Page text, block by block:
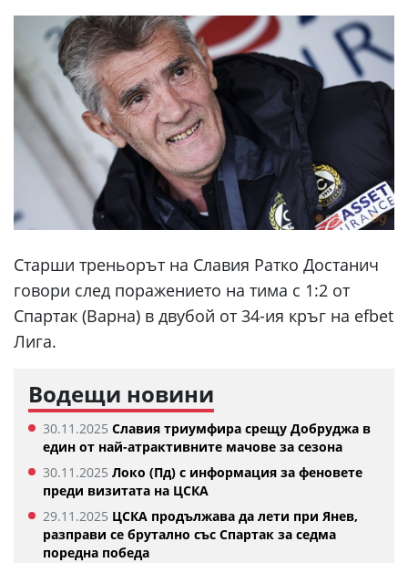
Старши треньорът на Славия Ратко Достанич
говори след поражението на тима с 1:2 от
Спартак (Варна) в двубой от 34-ия кръг на efbet
Лига.
Водещи новини
30.11.2025 Славия триумфира срещу Добруджа в
един от най-атрактивните мачове за сезона
30.11.2025 Локо (Пд) с информация за феновете
преди визитата на ЦСКА
29.11.2025 ЦСКА продължава да лети при Янев,
разправи се брутално със Спартак за седма
поредна победа